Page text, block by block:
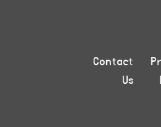
Contact
Us